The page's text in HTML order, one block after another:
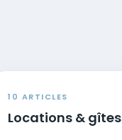
10 ARTICLES
Locations & gîtes